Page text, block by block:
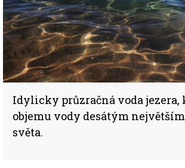
Idylicky průzračná voda jezera,
objemu vody desátým
světa.